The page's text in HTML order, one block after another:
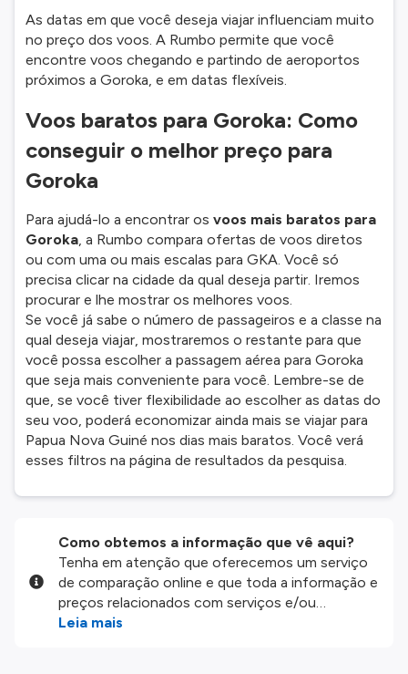
As datas em que você deseja viajar influenciam muito
no preço dos voos. A Rumbo permite que você
encontre voos chegando e partindo de aeroportos
próximos a Goroka, e em datas flexíveis.
Voos baratos para Goroka: Como
conseguir o melhor preço para
Goroka
Para ajudá-lo a encontrar os voos mais baratos para
Goroka, a Rumbo compara ofertas de voos diretos
ou com uma ou mais escalas para GKA. Você só
precisa clicar na cidade da qual deseja partir. Iremos
procurar e lhe mostrar os melhores voos.
Se você já sabe o número de passageiros e a classe na
qual deseja viajar, mostraremos o restante para que
você possa escolher a passagem aérea para Goroka
que seja mais conveniente para você. Lembre-se de
que, se você tiver flexibilidade ao escolher as datas do
seu voo, poderá economizar ainda mais se viajar para
Papua Nova Guiné nos dias mais baratos. Você verá
esses filtros na página de resultados da pesquisa.
Como obtemos a informação que vê aqui?
Tenha em atenção que oferecemos um serviço
de comparação online e que toda a informação e
preços relacionados com serviços e/ou
produtos disponíveis no nosso website são
Leia mais